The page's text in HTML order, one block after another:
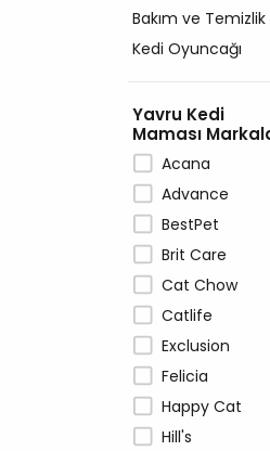
Bakım ve Temizlik
Kedi Oyuncağı
Yavru Kedi
Maması
Acana
Advance
BestPet
Brit Care
Cat Chow
Catlife
Exclusion
Felicia
Happy Cat
Hill's